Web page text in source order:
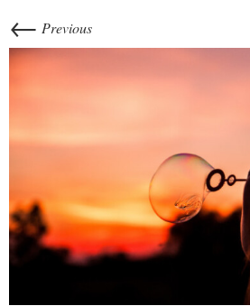
← Previous